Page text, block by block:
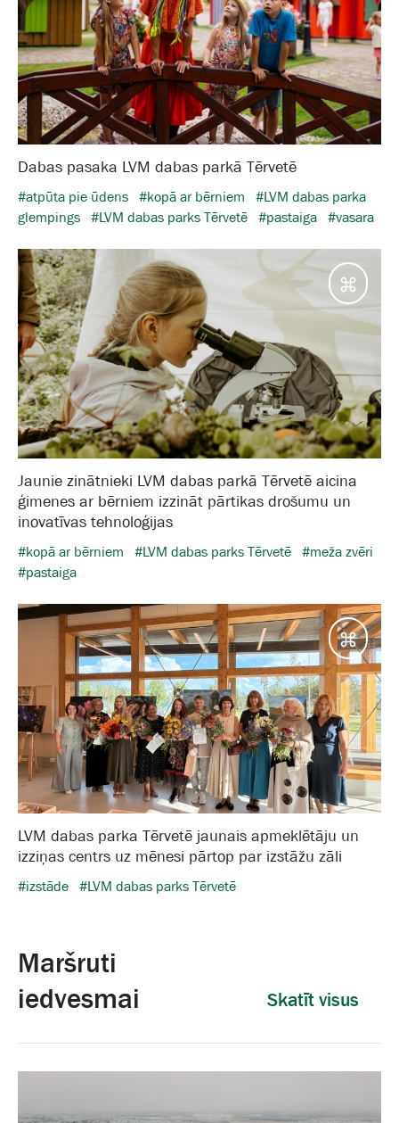
Dabas pasaka LVM dabas parkā Tērvetē
#atpūta pie ūdens #kopā ar bērniem
#LVM dabas parka
glempings #LVM dabas parks Tērvetē #pastaiga #vasara
Jaunie zinātnieki LVM dabas parkā Tērvetē aicina
ģimenes ar bērniem izzināt pārtikas drošumu un
inovatīvas tehnoloģijas
#kopā ar bērniem #LVM dabas parks Tērvetē #meža zvēri
#pastaiga
LVM dabas parka Tērvetē jaunais apmeklētāju un
izziņas centrs uz mēnesi pārtop par izstāžu zāli
#izstāde #LVM dabas parks Tērvetē
Maršruti
iedvesmai
Skatīt visus